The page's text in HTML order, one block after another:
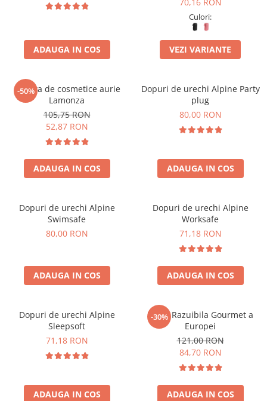
Business Travel
Borsete
Reduceri bagaje
ADAUGA IN COS
Culori:
VEZI VARIANTE
-50%
Geanta de cosmetice aurie
Lamonza
105,75 RON
52,87 RON
ADAUGA IN COS
Dopuri de urechi Alpine Party
plug
80,00 RON
ADAUGA IN COS
Dopuri de urechi Alpine
Swimsafe
80,00 RON
ADAUGA IN COS
Dopuri de urechi Alpine
Worksafe
71,18 RON
ADAUGA IN COS
Dopuri de urechi Alpine
Sleepsoft
71,18 RON
ADAUGA IN COS
-30%
Harta Razuibila Gourmet a
Europei
121,00 RON
84,70 RON
ADAUGA IN COS